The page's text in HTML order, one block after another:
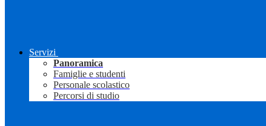
Servizi
Panoramica
Famiglie e studenti
Personale scolastico
Percorsi di studio